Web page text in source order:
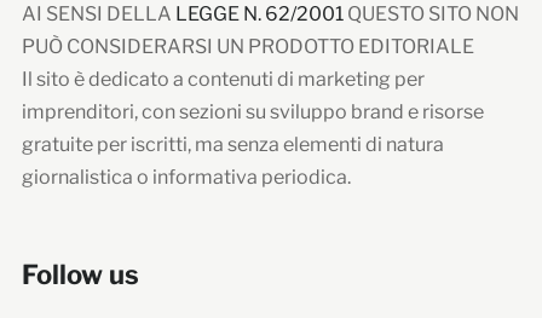
AI SENSI DELLA LEGGE N. 62/2001QUESTO SITO NON
PUÒ CONSIDERARSI UN PRODOTTO EDITORIALE
Il sito è dedicato a contenuti di marketing per
imprenditori, con sezioni su sviluppo brand e risorse
gratuite per iscritti, ma senza elementi di natura
giornalistica o informativa periodica.
Follow us